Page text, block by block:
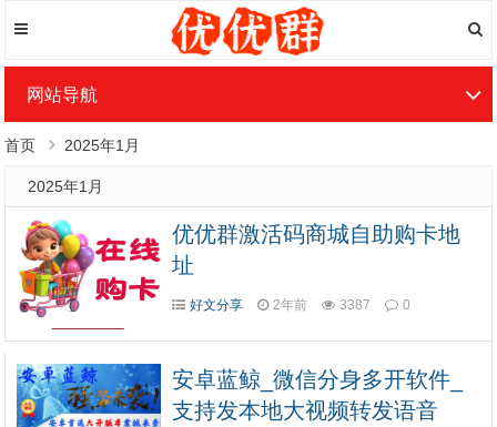
网站导航
首页 2025年1月
2025年1月
优优群激活码商城自助购卡地
址
好文分享 2年前 3387 0
安卓蓝鲸_微信分身多开软件_
支持发本地大视频转发语音